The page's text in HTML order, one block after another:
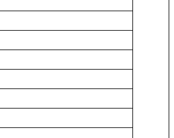
Frederiksværk
Gentofte
Greve